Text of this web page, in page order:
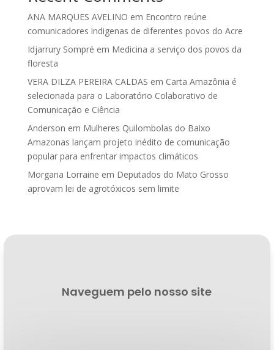
ANA MARQUES AVELINO em Encontro reúne
comunicadores indigenas de diferentes povos do Acre
Idjarrury Sompré em Medicina a serviço dos povos da
floresta
VERA DILZA PEREIRA CALDAS em Carta Amazônia é
selecionada para o Laboratório Colaborativo de
Comunicação e Ciência
Anderson em Mulheres Quilombolas do Baixo
Amazonas lançam projeto inédito de comunicação
popular para enfrentar impactos climáticos
Morgana Lorraine em Deputados do Mato Grosso
aprovam lei de agrotóxicos sem limite
Naveguem pelo nosso site